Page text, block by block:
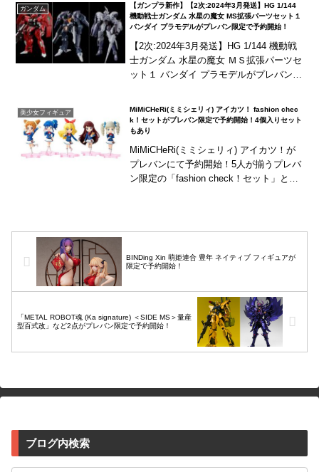
ガンダム
【ガンプラ新作】【2次:2024年3月発送】HG 1/144
機動戦士ガンダム 水星の魔女 MS拡張パーツセット１
バンダイ プラモデルがプレバン限定で予約開始！
【2次:2024年3月発送】HG 1/144 機動戦
士ガンダム 水星の魔女 ＭＳ拡張パーツセ
ット１ バンダイ プラモデルがプレバン限
美少女フィギュア
MiMiCHeRi(ミミシェリィ) アイカツ！ fashion chec
k！セットがプレバン限定で予約開始！4個入りセット
もあり
MiMiCHeRi(ミミシェリィ) アイカツ！が
プレバンにて予約開始！5人が揃うプレバ
ン限定の「fashion check！セット」と、
BINDing Xin 萌姫連合 豊年 ネイティブ フィギュアが
限定で予約開始！
「METAL ROBOT魂 (Ka signature) ＜SIDE MS＞量産
型百式改」など2点がプレバン限定で予約開始！
ブログ内検索